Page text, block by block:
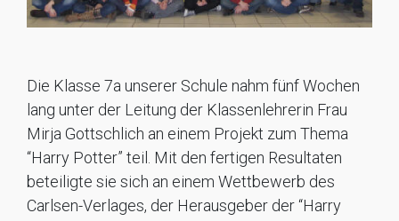
Die Klasse 7a unserer Schule nahm fünf Wochen
lang unter der Leitung der Klassenlehrerin Frau
Mirja Gottschlich an einem Projekt zum Thema
“Harry Potter” teil. Mit den fertigen Resultaten
beteiligte sie sich an einem Wettbewerb des
Carlsen-Verlages, der Herausgeber der “Harry